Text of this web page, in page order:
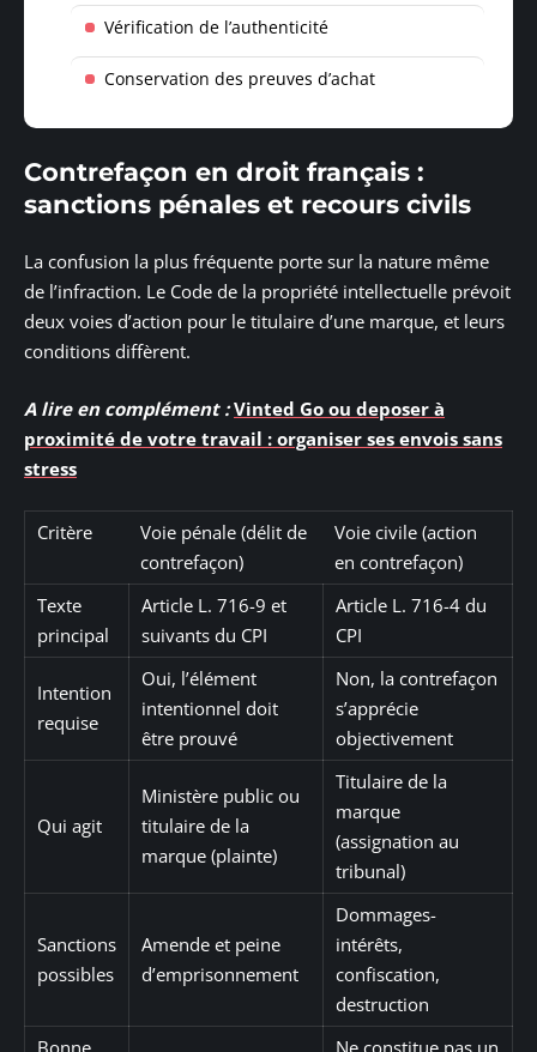
Vérification de l’authenticité
Conservation des preuves d’achat
Contrefaçon en droit français :
sanctions pénales et recours civils
La confusion la plus fréquente porte sur la nature même
de l’infraction. Le Code de la propriété intellectuelle prévoit
deux voies d’action pour le titulaire d’une marque, et leurs
conditions diffèrent.
A lire en complément : Vinted Go ou deposer à
proximité de votre travail : organiser ses envois sans
stress
Critère
Voie pénale (délit de
contrefaçon)
Voie civile (action
en contrefaçon)
Texte
principal
Article L. 716-9 et
suivants du CPI
Article L. 716-4 du
CPI
Intention
requise
Oui, l’élément
intentionnel doit
être prouvé
Non, la contrefaçon
s’apprécie
objectivement
Qui agit
Ministère public ou
titulaire de la
marque (plainte)
Titulaire de la
marque
(assignation au
tribunal)
Sanctions
possibles
Amende et peine
d’emprisonnement
Dommages-
intérêts,
confiscation,
destruction